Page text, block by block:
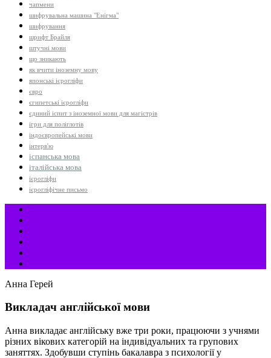
чапмени
шифрувальна машина "Енігма"
шифрування
шрифт Брайля
штучні мови
що зникають
як вчити іноземну мову
японські ієрогліфи
євро
єгипетські ієрогліфи
єдиний іспит з іноземної мови для магістрів
ігри для поліглотів
індоєвропейські мови
інтерв'ю
іспанська мова
італійська мова
ієрогліфи
ієрогліфічне письмо
Анна Герей
Викладач англійської мови
Анна викладає англійську вже три роки, працюючи з учнями
різних вікових категорій на індивідуальних та групових
заняттях. Здобувши ступінь бакалавра з психології у